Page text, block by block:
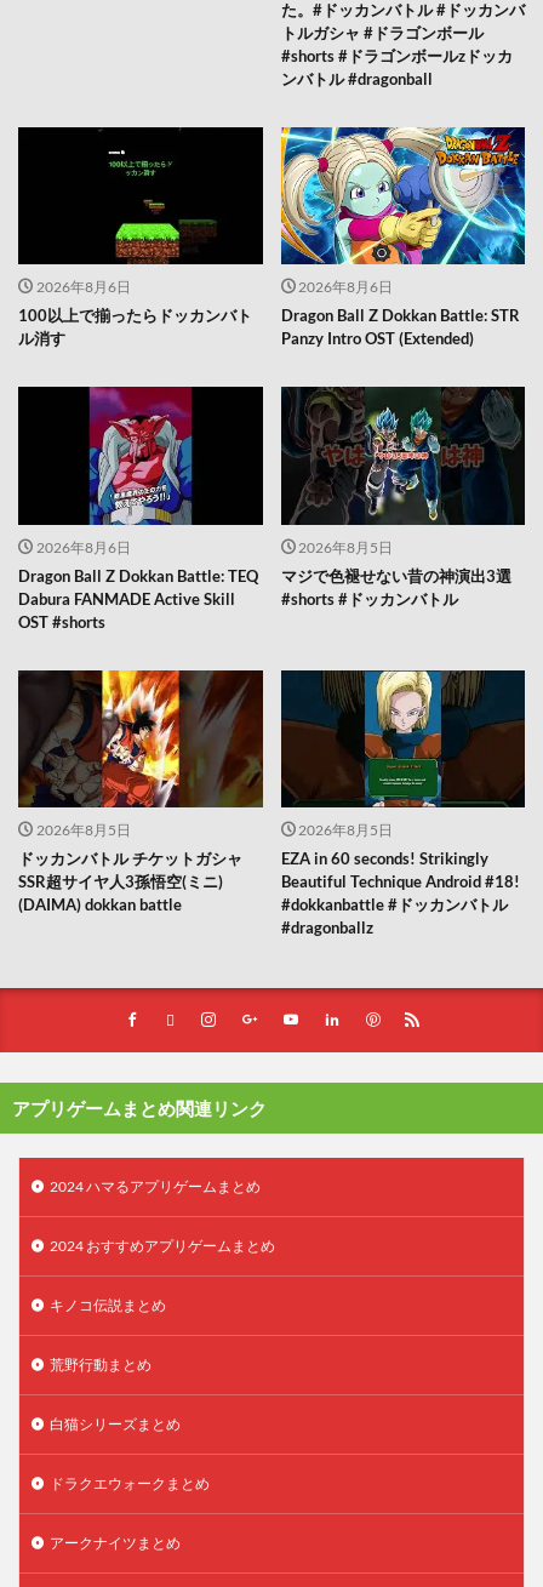
た。#ドッカンバトル #ドッカンバ
トルガシャ #ドラゴンボール
#shorts #ドラゴンボールzドッカ
ンバトル #dragonball
2026年8月6日
100以上で揃ったらドッカンバト
ル消す
2026年8月6日
Dragon Ball Z Dokkan Battle: STR
Panzy Intro OST (Extended)
2026年8月6日
Dragon Ball Z Dokkan Battle: TEQ
Dabura FANMADE Active Skill
OST #shorts
2026年8月5日
マジで色褪せない昔の神演出3選
#shorts #ドッカンバトル
2026年8月5日
ドッカンバトル チケットガシャ
SSR超サイヤ人3孫悟空(ミニ)
(DAIMA) dokkan battle
2026年8月5日
EZA in 60 seconds! Strikingly
Beautiful Technique Android #18!
#dokkanbattle #ドッカンバトル
#dragonballz
アプリゲームまとめ関連リンク
2024 ハマるアプリゲームまとめ
2024 おすすめアプリゲームまとめ
キノコ伝説まとめ
荒野行動まとめ
白猫シリーズまとめ
ドラクエウォークまとめ
アークナイツまとめ